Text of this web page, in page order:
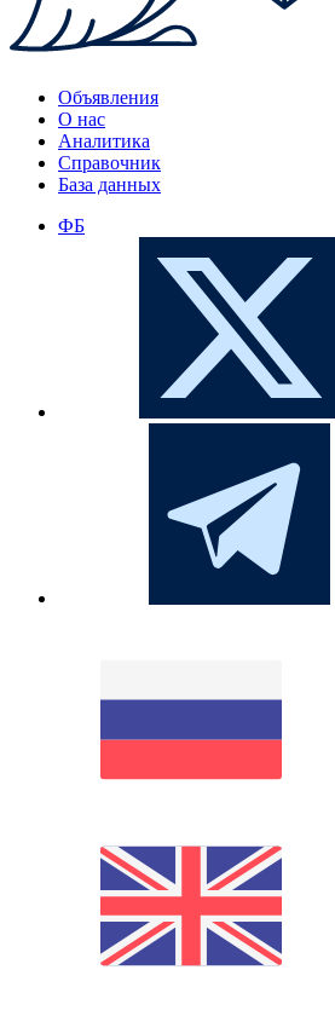
Объявления
О нас
Аналитика
Справочник
База данных
ФБ